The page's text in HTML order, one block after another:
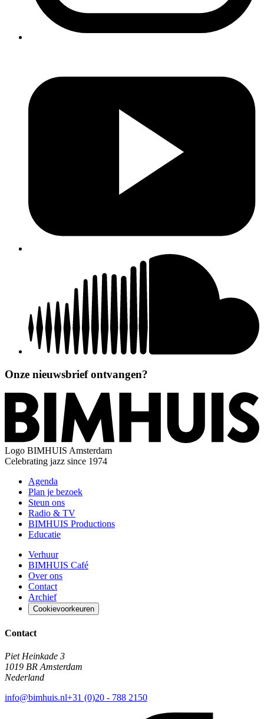
Onze nieuwsbrief ontvangen?
Logo BIMHUIS Amsterdam
Celebrating jazz since 1974
Agenda
Plan je bezoek
Steun ons
Radio & TV
BIMHUIS Productions
Educatie
Verhuur
BIMHUIS Café
Over ons
Contact
Archief
Cookievoorkeuren
Contact
Piet Heinkade 3
1019 BR Amsterdam
Nederland
info@bimhuis.nl+31 (0)20 - 788 2150